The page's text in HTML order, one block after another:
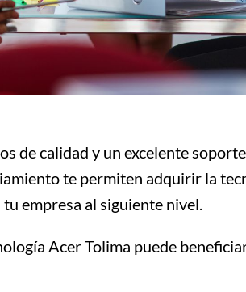
de calidad y un excelente
te permiten adquirir la
empresa al siguiente nivel.
Acer Tolima puede